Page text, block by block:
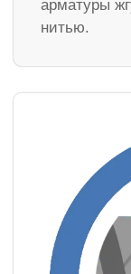
арматуры
нитью.